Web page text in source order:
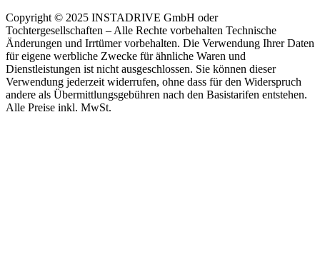
Copyright © 2025 INSTADRIVE GmbH oder
Tochtergesellschaften – Alle Rechte vorbehalten Technische
Änderungen und Irrtümer vorbehalten. Die Verwendung Ihrer Daten
für eigene werbliche Zwecke für ähnliche Waren und
Dienstleistungen ist nicht ausgeschlossen. Sie können dieser
Verwendung jederzeit widerrufen, ohne dass für den Widerspruch
andere als Übermittlungsgebühren nach den Basistarifen entstehen.
Alle Preise inkl. MwSt.